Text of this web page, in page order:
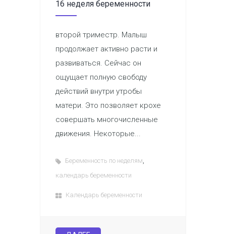
16 неделя беременности
второй триместр. Малыш
продолжает активно расти и
развиваться. Сейчас он
ощущает полную свободу
действий внутри утробы
матери. Это позволяет крохе
совершать многочисленные
движения. Некоторые...
Беременность по неделям,
календарь беременности
Календарь беременности